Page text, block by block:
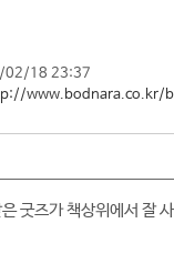
02/18 23:37
www.bodnara.co.kr/
굿즈가 책상위에서 잘